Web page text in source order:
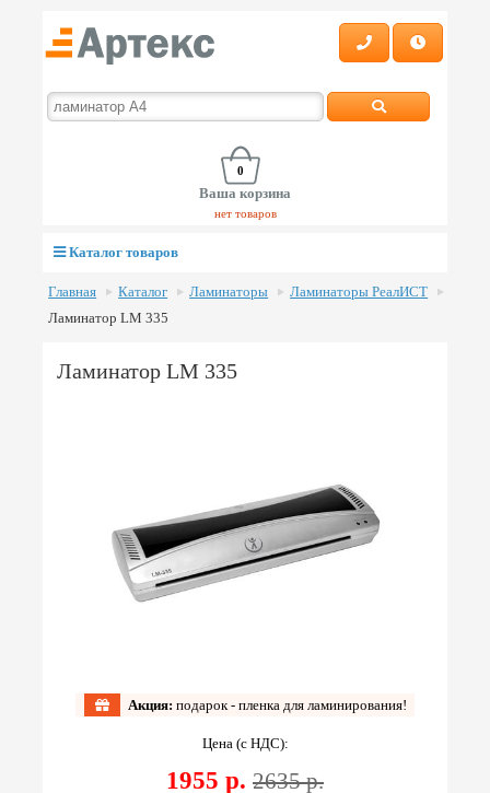
0
Ваша корзина
нет товаров
Каталог товаров
Главная Каталог Ламинаторы
Ламинаторы РеалИСТ
Ламинатор LM 335
Ламинатор LM 335
Акция: подарок - пленка для ламинирования!
Цена (с НДС):
1955 р. 2635 р.